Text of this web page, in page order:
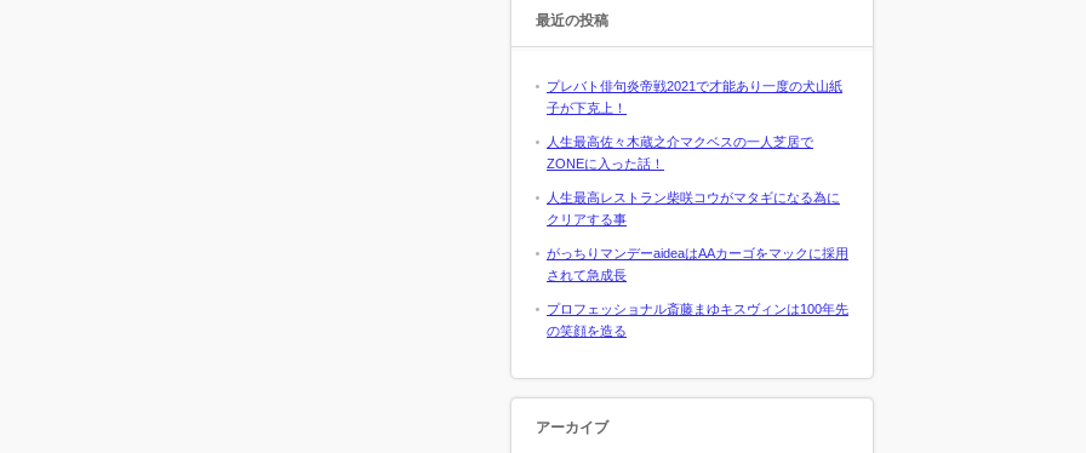
最近の投稿
プレバト俳句炎帝戦2021で才能あり一度の犬山紙
子が下克上！
人生最高佐々木蔵之介マクベスの一人芝居で
ZONEに入った話！
人生最高レストラン柴咲コウがマタギになる為に
クリアする事
がっちりマンデーaideaはAAカーゴをマックに採用
されて急成長
プロフェッショナル斎藤まゆキスヴィンは100年先
の笑顔を造る
アーカイブ